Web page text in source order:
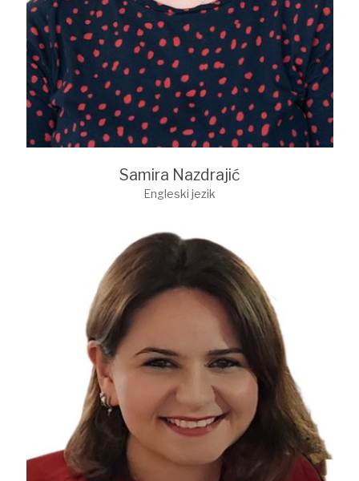
Samira Nazdrajić
Engleski jezik